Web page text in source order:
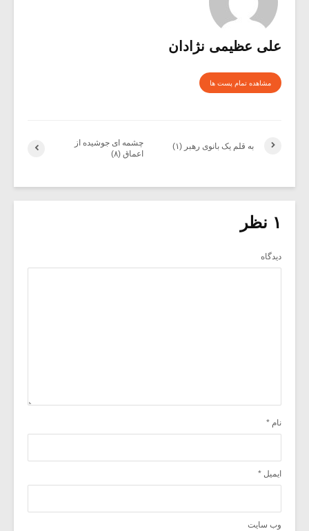
علی عظیمی نژادان
مشاهده تمام پست ها
چشمه ای جوشیده از
اعماق (۸)
به قلم یک بانوی رهبر (۱)
۱ نظر
دیدگاه
نام *
ایمیل *
وب‌ سایت